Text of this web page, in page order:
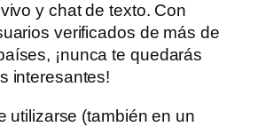
y chat de texto. Con
verificados de más de
¡nunca te quedarás
interesantes!
utilizarse (también en un